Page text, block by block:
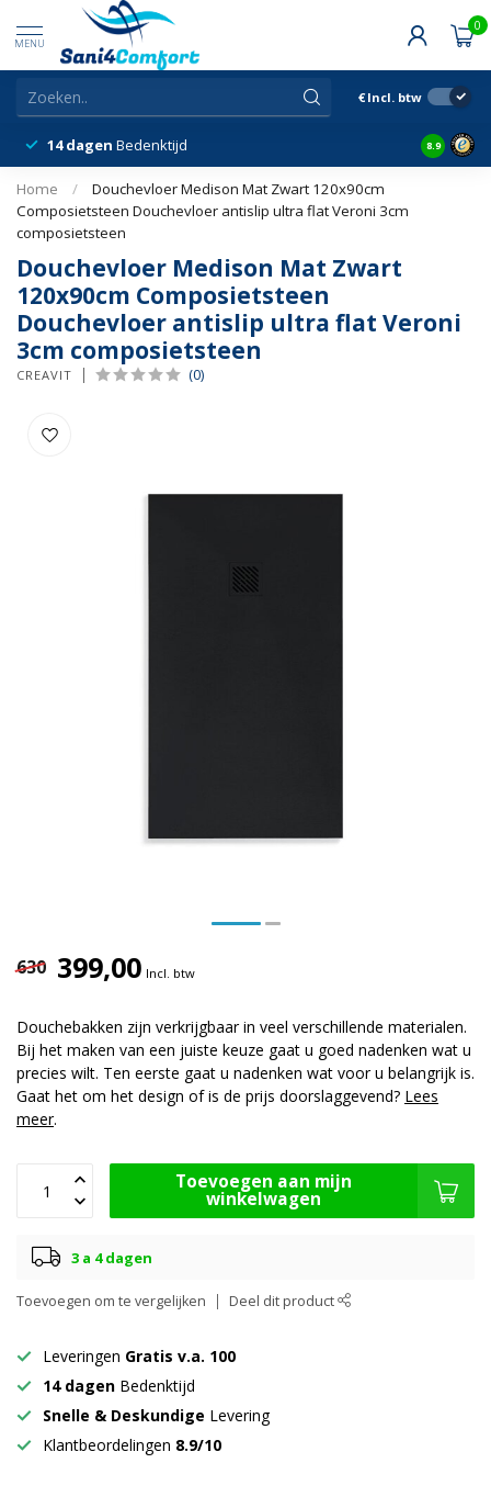
MENU
0
€ Incl. btw
14 dagen Bedenktijd Snelle
8.9
Home /
Douchevloer Medison Mat Zwart 120x90cm
Composietsteen Douchevloer antislip ultra flat Veroni 3cm
composietsteen
Douchevloer Medison Mat Zwart
120x90cm Composietsteen
Douchevloer antislip ultra flat Veroni
3cm composietsteen
CREAVIT (0)
630 399,00 Incl. btw
Douchebakken zijn verkrijgbaar in veel verschillende materialen.
Bij het maken van een juiste keuze gaat u goed nadenken wat u
precies wilt. Ten eerste gaat u nadenken wat voor u belangrijk is.
Gaat het om het design of is de prijs doorslaggevend? Lees
meer.
Toevoegen aan mijn
winkelwagen
3 a 4 dagen
Toevoegen om te vergelijken Deel dit product
Leveringen Gratis v.a. 100
14 dagen Bedenktijd
Snelle & Deskundige Levering
Klantbeordelingen 8.9/10